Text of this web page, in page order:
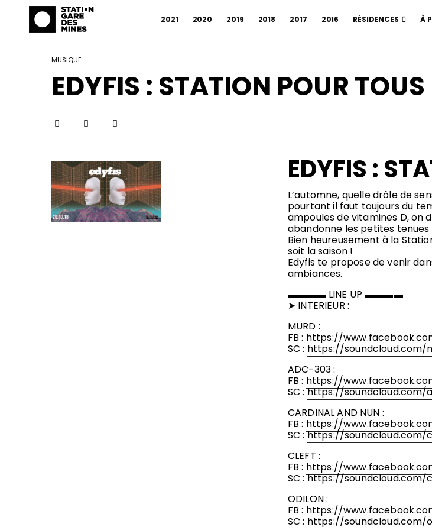
2021 2020 2019 2018 2017 2016 RÉSIDENCES À
MUSIQUE
EDYFIS : STATION POUR TOUS
EDYFIS :
L’automne, quelle drôle de
pourtant il faut toujours du
ampoules de vitamines D, on
abandonne les petites tenues
Bien heureusement à la
soit la saison !
Edyfis te propose de venir
ambiances.
▬▬▬▬ LINE UP ▬▬▬▬
➤ INTERIEUR :
MURD :
FB : https://
SC :https://soundcloud.com/
ADC-303 :
FB : https://
SC :https://soundcloud.com/
CARDINAL AND NUN :
FB : https://
SC :https://soundcloud.com/
CLEFT :
FB : https://
SC :https://soundcloud.com/
ODILON :
FB : https://
SC :https://soundcloud.com/